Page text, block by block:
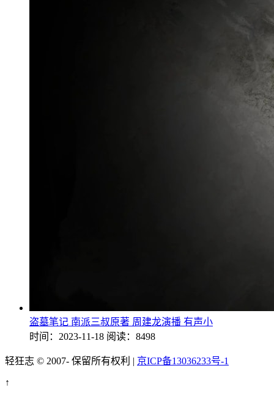
盗墓笔记 南派三叔原著 周建龙演播 有声小
时间：2023-11-18 阅读：8498
轻狂志 © 2007- 保留所有权利 | 京ICP备13036233号-1
↑